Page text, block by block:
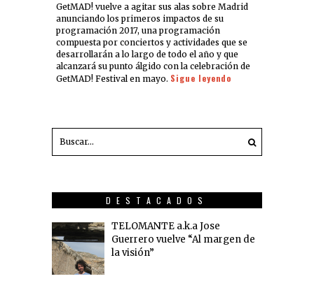
GetMAD! vuelve a agitar sus alas sobre Madrid
anunciando los primeros impactos de su
programación 2017, una programación
compuesta por conciertos y actividades que se
desarrollarán a lo largo de todo el año y que
alcanzará su punto álgido con la celebración de
GetMAD! Festival en mayo. Sigue leyendo
DESTACADOS
TELOMANTE a.k.a Jose
Guerrero vuelve “Al margen de
la visión”